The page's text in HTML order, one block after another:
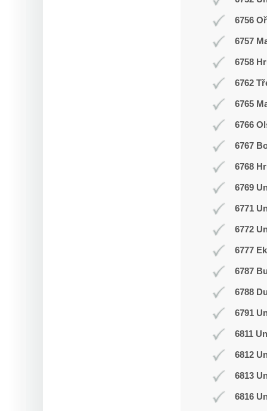
6756
6757
6758
6762
6765
6766
6767
6768
6769
6771
6772
6777
6787
6788
6791
6811
6812
6813
6816